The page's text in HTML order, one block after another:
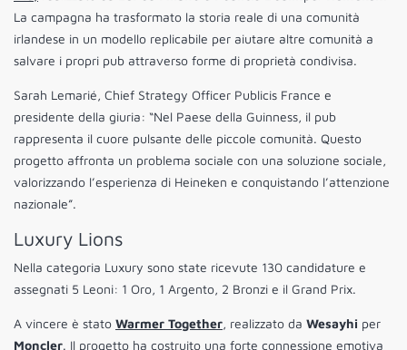
La campagna ha trasformato la storia reale di una comunità
irlandese in un modello replicabile per aiutare altre comunità a
salvare i propri pub attraverso forme di proprietà condivisa.
Sarah Lemarié, Chief Strategy Officer Publicis France e
presidente della giuria: “Nel Paese della Guinness, il pub
rappresenta il cuore pulsante delle piccole comunità. Questo
progetto affronta un problema sociale con una soluzione sociale,
valorizzando l’esperienza di Heineken e conquistando l’attenzione
nazionale”.
Luxury Lions
Nella categoria Luxury sono state ricevute 130 candidature e
assegnati 5 Leoni: 1 Oro, 1 Argento, 2 Bronzi e il Grand Prix.
A vincere è stato Warmer Together, realizzato da Wesayhi per
Moncler. Il progetto ha costruito una forte connessione emotiva